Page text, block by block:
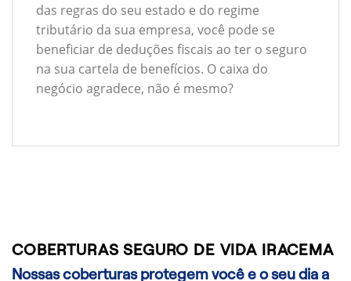
das regras do seu estado e do regime
tributário da sua empresa, você pode se
beneficiar de deduções fiscais ao ter o seguro
na sua cartela de benefícios. O caixa do
negócio agradece, não é mesmo?
COBERTURAS SEGURO DE VIDA IRACEMA
Nossas coberturas protegem você e o seu dia a